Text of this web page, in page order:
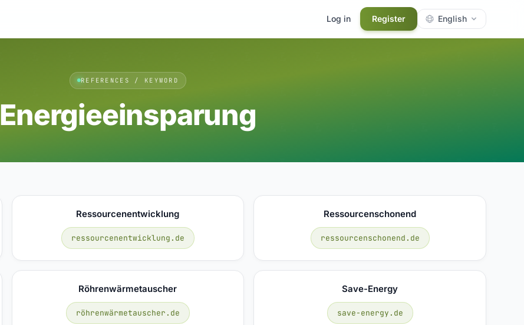
Log in Register English
REFERENCES / KEYWORD
Energieeinsparung
Ressourcenentwicklung
ressourcenentwicklung.de
Ressourcenschonend
ressourcenschonend.de
Röhrenwärmetauscher
röhrenwärmetauscher.de
Save-Energy
save-energy.de